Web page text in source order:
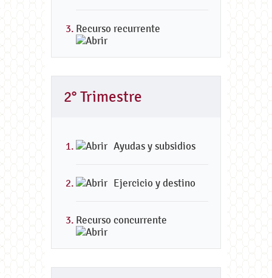
Recurso recurrente
2° Trimestre
Ayudas y subsidios
Ejercicio y destino
Recurso concurrente